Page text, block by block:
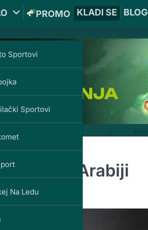
Sportovi
Sportovi
Na Ledu
PROMO KLADI SE BLOG
Arabiji